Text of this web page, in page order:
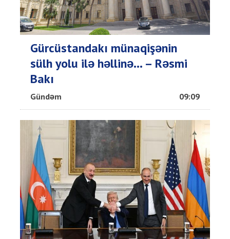
Gürcüstandakı münaqişənin
sülh yolu ilə həllinə... – Rəsmi
Bakı
Gündəm 09:09